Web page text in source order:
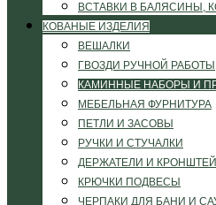
ВСТАВКИ В БАЛЯСИНЫ,
КОВАНЫЕ ИЗДЕЛИЯ
ВЕШАЛКИ
ГВОЗДИ РУЧНОЙ РАБОТЫ
КАМИННЫЕ НАБОРЫ И
МЕБЕЛЬНАЯ ФУРНИТУРА
ПЕТЛИ И ЗАСОВЫ
РУЧКИ И СТУЧАЛКИ
ДЕРЖАТЕЛИ И
КРЮЧКИ ПОДВЕСЫ
ЧЕРПАКИ ДЛЯ БАНИ И